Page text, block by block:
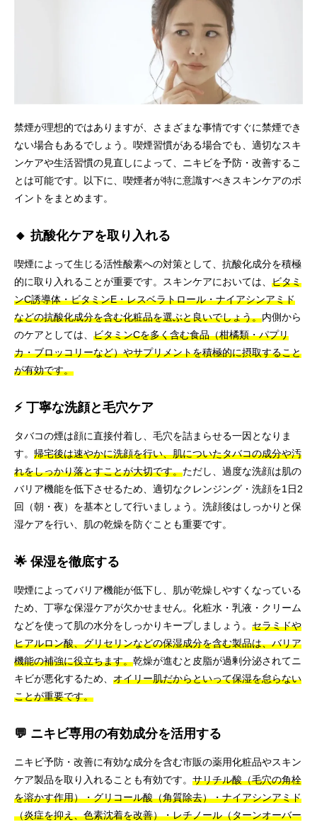
禁煙が理想的ではありますが、さまざまな事情ですぐに禁煙でき
ない場合もあるでしょう。喫煙習慣がある場合でも、適切なスキ
ンケアや生活習慣の見直しによって、ニキビを予防・改善するこ
とは可能です。以下に、喫煙者が特に意識すべきスキンケアのポ
イントをまとめます。
🔸 抗酸化ケアを取り入れる
喫煙によって生じる活性酸素への対策として、抗酸化成分を積極
的に取り入れることが重要です。スキンケアにおいては、 ビタミ
ンC誘導体・ビタミンE・レスベラトロール・ナイアシンアミド
などの抗酸化成分を含む化粧品を選ぶと良いでしょう。内側から
のケアとしては、 ビタミンCを多く含む食品（柑橘類・パプリ
カ・ブロッコリーなど）やサプリメントを積極的に摂取すること
が有効です。
⚡ 丁寧な洗顔と毛穴ケア
タバコの煙は顔に直接付着し、毛穴を詰まらせる一因となりま
す。 帰宅後は速やかに洗顔を行い、肌についたタバコの成分や汚
れをしっかり落とすことが大切です。ただし、過度な洗顔は肌の
バリア機能を低下させるため、適切なクレンジング・洗顔を1日2
回（朝・夜）を基本として行いましょう。洗顔後はしっかりと保
湿ケアを行い、肌の乾燥を防ぐことも重要です。
🌟 保湿を徹底する
喫煙によってバリア機能が低下し、肌が乾燥しやすくなっている
ため、丁寧な保湿ケアが欠かせません。化粧水・乳液・クリーム
などを使って肌の水分をしっかりキープしましょう。 セラミドや
ヒアルロン酸、グリセリンなどの保湿成分を含む製品は、バリア
機能の補強に役立ちます。乾燥が進むと皮脂が過剰分泌されてニ
キビが悪化するため、 オイリー肌だからといって保湿を怠らない
ことが重要です。
💬 ニキビ専用の有効成分を活用する
ニキビ予防・改善に有効な成分を含む市販の薬用化粧品やスキン
ケア製品を取り入れることも有効です。 サリチル酸（毛穴の角栓
を溶かす作用）・グリコール酸（角質除去）・ナイアシンアミド
（炎症を抑え、色素沈着を改善）・レチノール（ターンオーバー